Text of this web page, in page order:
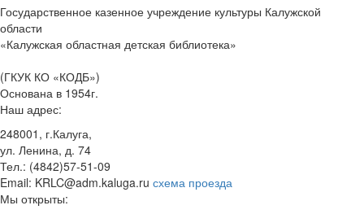
Государственное казенное учреждение культуры Калужской
области
«Калужская областная детская библиотека»
(ГКУК КО «КОДБ»)
Основана в 1954г.
Наш адрес:
248001, г.Калуга,
ул. Ленина, д. 74
Тел.: (4842)57-51-09
Email: KRLC@adm.kaluga.ru схема проезда
Мы открыты: